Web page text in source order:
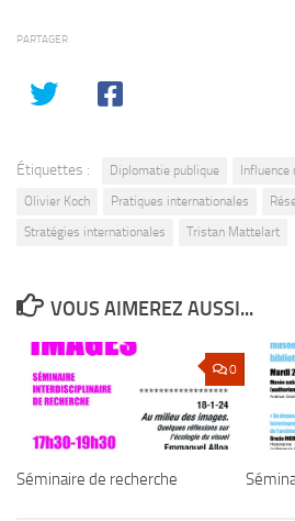
PARTAGER
Étiquettes : Diplomatie publique
Olivier Koch
Pratiques internationales
Stratégies internationales
Tristan Mattelart
VOUS AIMEREZ AUSSI...
0
Séminaire de recherche